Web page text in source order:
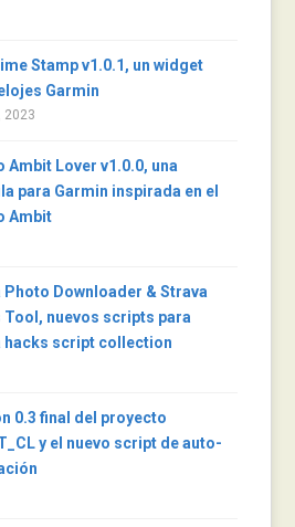
Stamp v1.0.1, un widget
Garmin
2023
Ambit Lover v1.0.0, una
para Garmin inspirada en el
Ambit
Photo Downloader & Strava
Tool, nuevos scripts para
hacks script collection
0.3 final del proyecto
y el nuevo script de auto-